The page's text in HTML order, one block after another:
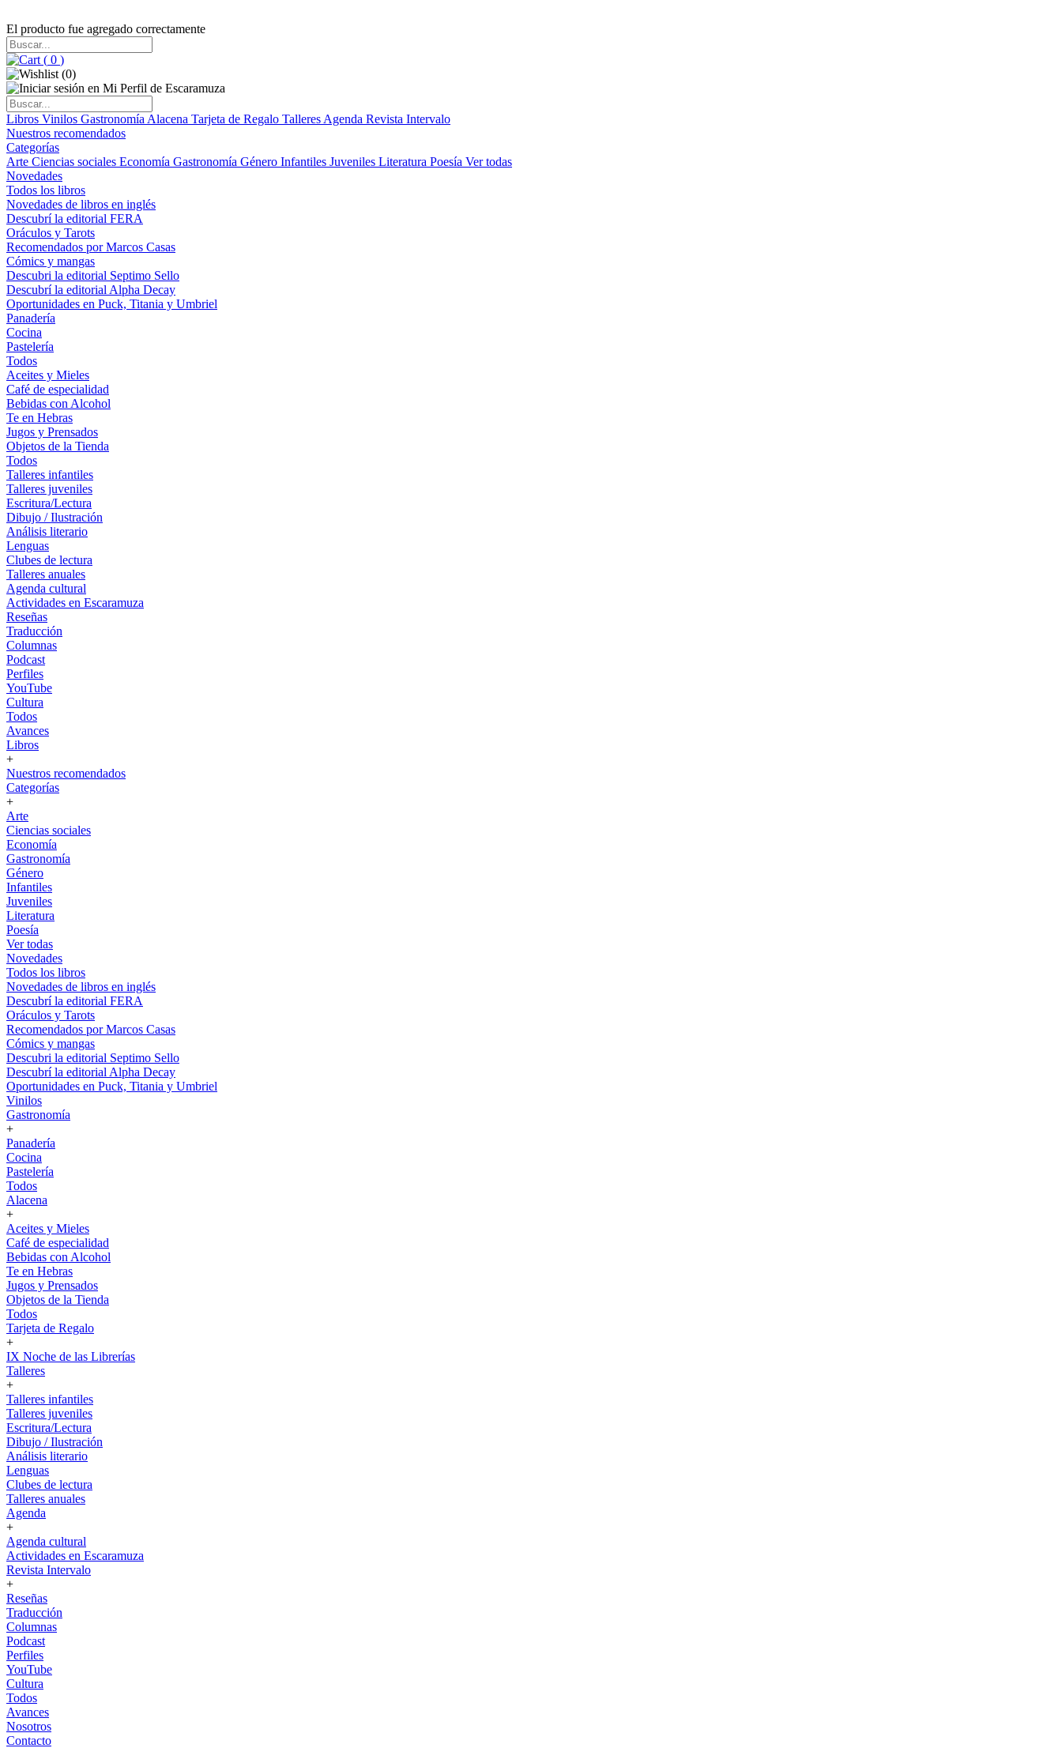
El producto fue agregado correctamente
( 0 )
(0)
Libros Vinilos Gastronomía Alacena Tarjeta de Regalo Talleres Agenda Revista Intervalo
Nuestros recomendados
Categorías
Arte Ciencias sociales Economía Gastronomía Género Infantiles Juveniles Literatura Poesía Ver todas
Novedades
Todos los libros
Novedades de libros en inglés
Descubrí la editorial FERA
Oráculos y Tarots
Recomendados por Marcos Casas
Cómics y mangas
Descubri la editorial Septimo Sello
Descubrí la editorial Alpha Decay
Oportunidades en Puck, Titania y Umbriel
Panadería
Cocina
Pastelería
Todos
Aceites y Mieles
Café de especialidad
Bebidas con Alcohol
Te en Hebras
Jugos y Prensados
Objetos de la Tienda
Todos
Talleres infantiles
Talleres juveniles
Escritura/Lectura
Dibujo / Ilustración
Análisis literario
Lenguas
Clubes de lectura
Talleres anuales
Agenda cultural
Actividades en Escaramuza
Reseñas
Traducción
Columnas
Podcast
Perfiles
YouTube
Cultura
Todos
Avances
Libros
+
Nuestros recomendados
Categorías
+
Arte
Ciencias sociales
Economía
Gastronomía
Género
Infantiles
Juveniles
Literatura
Poesía
Ver todas
Novedades
Todos los libros
Novedades de libros en inglés
Descubrí la editorial FERA
Oráculos y Tarots
Recomendados por Marcos Casas
Cómics y mangas
Descubri la editorial Septimo Sello
Descubrí la editorial Alpha Decay
Oportunidades en Puck, Titania y Umbriel
Vinilos
Gastronomía
+
Panadería
Cocina
Pastelería
Todos
Alacena
+
Aceites y Mieles
Café de especialidad
Bebidas con Alcohol
Te en Hebras
Jugos y Prensados
Objetos de la Tienda
Todos
Tarjeta de Regalo
+
IX Noche de las Librerías
Talleres
+
Talleres infantiles
Talleres juveniles
Escritura/Lectura
Dibujo / Ilustración
Análisis literario
Lenguas
Clubes de lectura
Talleres anuales
Agenda
+
Agenda cultural
Actividades en Escaramuza
Revista Intervalo
+
Reseñas
Traducción
Columnas
Podcast
Perfiles
YouTube
Cultura
Todos
Avances
Nosotros
Contacto